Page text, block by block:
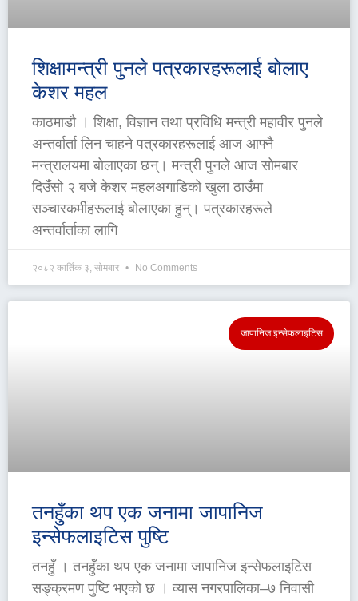
शिक्षामन्त्री पुनले पत्रकारहरूलाई बोलाए
केशर महल
काठमाडौ । शिक्षा, विज्ञान तथा प्रविधि मन्त्री महावीर पुनले
अन्तर्वार्ता लिन चाहने पत्रकारहरूलाई आज आफ्नै
मन्त्रालयमा बोलाएका छन्। मन्त्री पुनले आज सोमबार
दिउँसो २ बजे केशर महलअगाडिको खुला ठाउँमा
सञ्चारकर्मीहरूलाई बोलाएका हुन्। पत्रकारहरूले
अन्तर्वार्ताका लागि
२०८२ कार्तिक ३, सोमबार No Comments
जापानिज इन्सेफलाइटिस
तनहुँका थप एक जनामा जापानिज
इन्सेफलाइटिस पुष्टि
तनहुँ । तनहुँका थप एक जनामा जापानिज इन्सेफलाइटिस
सङ्क्रमण पुष्टि भएको छ । व्यास नगरपालिका–७ निवासी